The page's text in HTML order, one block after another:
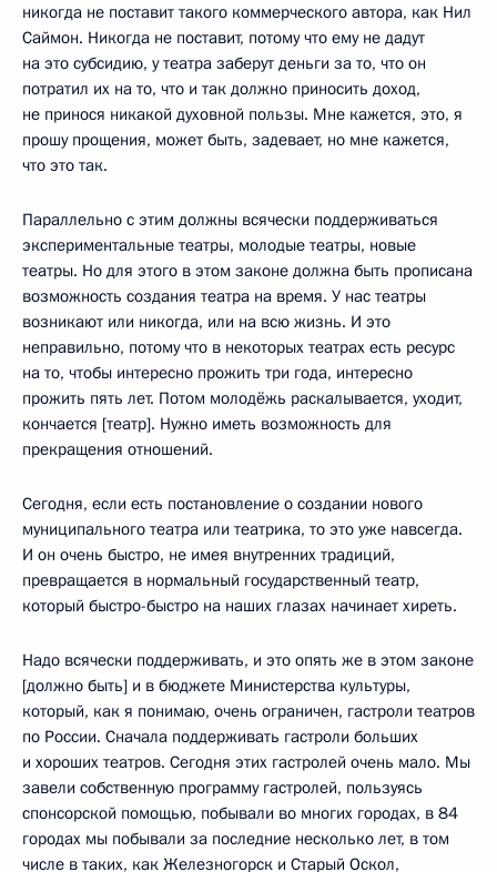
никогда не поставит такого коммерческого автора, как Нил
Саймон. Никогда не поставит, потому что ему не дадут
на это субсидию, у театра заберут деньги за то, что он
потратил их на то, что и так должно приносить доход,
не принося никакой духовной пользы. Мне кажется, это, я
прошу прощения, может быть, задевает, но мне кажется,
что это так.
Параллельно с этим должны всячески поддерживаться
экспериментальные театры, молодые театры, новые
театры. Но для этого в этом законе должна быть прописана
возможность создания театра на время. У нас театры
возникают или никогда, или на всю жизнь. И это
неправильно, потому что в некоторых театрах есть ресурс
на то, чтобы интересно прожить три года, интересно
прожить пять лет. Потом молодёжь раскалывается, уходит,
кончается [театр]. Нужно иметь возможность для
прекращения отношений.
Сегодня, если есть постановление о создании нового
муниципального театра или театрика, то это уже навсегда.
И он очень быстро, не имея внутренних традиций,
превращается в нормальный государственный театр,
который быстро-быстро на наших глазах начинает хиреть.
Надо всячески поддерживать, и это опять же в этом законе
[должно быть] и в бюджете Министерства культуры,
который, как я понимаю, очень ограничен, гастроли театров
по России. Сначала поддерживать гастроли больших
и хороших театров. Сегодня этих гастролей очень мало. Мы
завели собственную программу гастролей, пользуясь
спонсорской помощью, побывали во многих городах, в 84
городах мы побывали за последние несколько лет, в том
числе в таких, как Железногорск и Старый Оскол,